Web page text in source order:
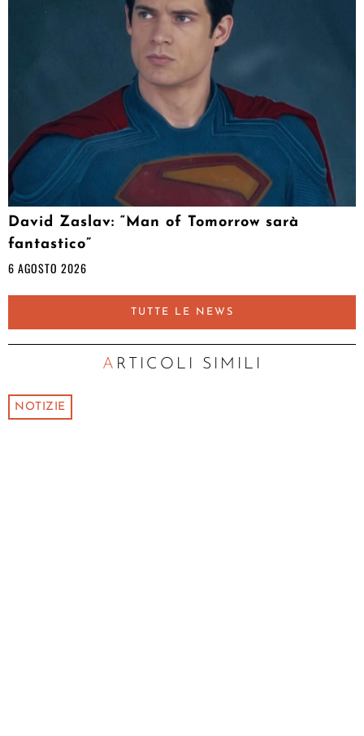
David Zaslav: “Man of Tomorrow sarà
fantastico”
6 AGOSTO 2026
TUTTE LE NEWS
ARTICOLI SIMILI
NOTIZIE